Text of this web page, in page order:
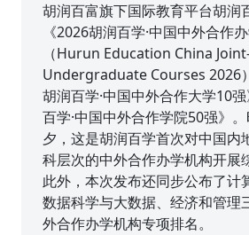
胡润百富旗下国际教育平台胡润
《2026胡润百学·中国中外合作
（Hurun Education China
Undergraduate Courses 2026
胡润百学·中国中外合作大学10
百学·中国中外合作学院50强》
夕，这是胡润百学首次对中国内
科层次的中外合作办学机构开展
此外，本次发布还同步公布了计
数据科学与大数据、经济和管理
外合作办学机构专项排名。